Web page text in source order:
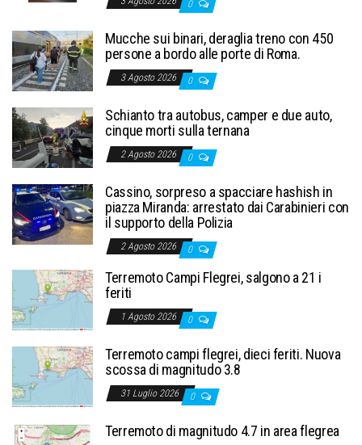
0
Mucche sui binari, deraglia treno con 450
persone a bordo alle porte di Roma.
3 Agosto 2026 0
Schianto tra autobus, camper e due auto,
cinque morti sulla ternana
2 Agosto 2026 0
Cassino, sorpreso a spacciare hashish in
piazza Miranda: arrestato dai Carabinieri con
il supporto della Polizia
2 Agosto 2026 0
Terremoto Campi Flegrei, salgono a 21 i
feriti
1 Agosto 2026 0
Terremoto campi flegrei, dieci feriti. Nuova
scossa di magnitudo 3.8
31 Luglio 2026 0
Terremoto di magnitudo 4.7 in area flegrea